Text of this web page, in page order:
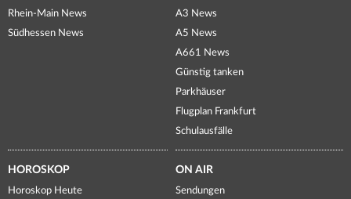
Rhein-Main News
Südhessen News
A3 News
A5 News
A661 News
Günstig tanken
Parkhäuser
Flugplan Frankfurt
Schulausfälle
HOROSKOP
Horoskop Heute
ON AIR
Sendungen